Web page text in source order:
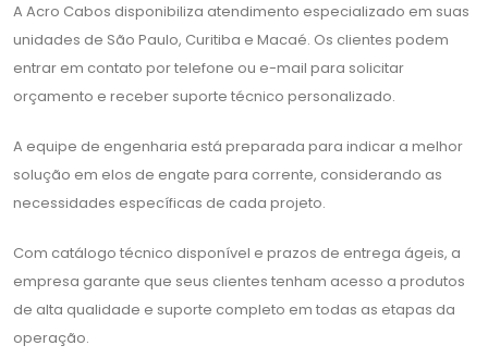
A Acro Cabos disponibiliza atendimento especializado em suas
unidades de São Paulo, Curitiba e Macaé. Os clientes podem
entrar em contato por telefone ou e-mail para solicitar
orçamento e receber suporte técnico personalizado.
A equipe de engenharia está preparada para indicar a melhor
solução em elos de engate para corrente, considerando as
necessidades específicas de cada projeto.
Com catálogo técnico disponível e prazos de entrega ágeis, a
empresa garante que seus clientes tenham acesso a produtos
de alta qualidade e suporte completo em todas as etapas da
operação.